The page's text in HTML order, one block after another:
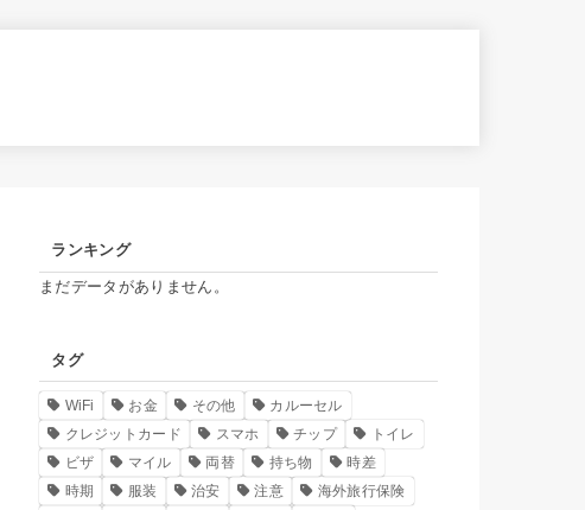
ランキング
まだデータがありません。
タグ
WiFi お金 その他
カルーセル
クレジットカード
スマホ チップ
トイレ
ビザ
マイル 両替 持ち物
時差
時期
服装 治安 注意
海外旅行保険